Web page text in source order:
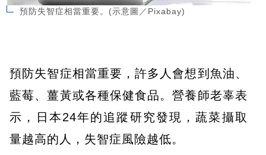
預防失智症相當重要。(示意圖／Pixabay)
預防失智症相當重要，許多人會想到魚油、
藍莓、薑黃或各種保健食品。營養師老辜表
示，日本24年的追蹤研究發現，蔬菜攝取
量越高的人，失智症風險越低。